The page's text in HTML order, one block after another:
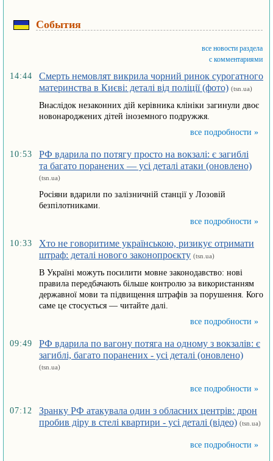
События
все новости раздела
с комментариями
14:44
Смерть немовлят викрила чорний ринок сурогатного
материнства в Києві: деталі від поліції (фото) (tsn.ua)
Внаслідок незаконних дій керівника клініки загинули двоє
новонароджених дітей іноземного подружжя.
все подробности »
10:53
РФ вдарила по потягу просто на вокзалі: є загиблі
та багато поранених — усі деталі атаки (оновлено)
(tsn.ua)
Росіяни вдарили по залізничній станції у Лозовій
безпілотниками.
все подробности »
10:33
Хто не говоритиме українською, ризикує отримати
штраф: деталі нового законопроєкту (tsn.ua)
В Україні можуть посилити мовне законодавство: нові
правила передбачають більше контролю за використанням
державної мови та підвищення штрафів за порушення. Кого
саме це стосується — читайте далі.
все подробности »
09:49
РФ вдарила по вагону потяга на одному з вокзалів: є
загиблі, багато поранених - усі деталі (оновлено)
(tsn.ua)
все подробности »
07:12
Зранку РФ атакувала один з обласних центрів: дрон
пробив діру в стелі квартири - усі деталі (відео) (tsn.ua)
все подробности »